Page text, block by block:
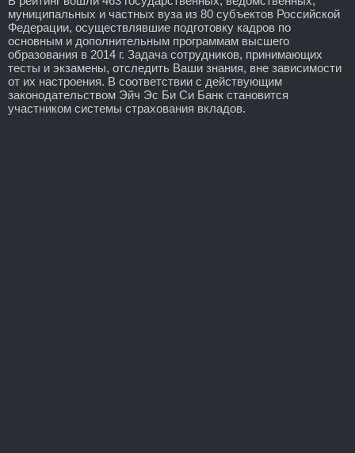
муниципальных и частных вуза из 80 субъектов Российской
Федерации, осуществлявшие подготовку кадров по
основным и дополнительным программам высшего
образования в 2014 г. Задача сотрудников, принимающих
тесты и экзамены, отследить Ваши знания, вне зависимости
от их настроения. В соответствии с действующим
законодательством Эйч Эс Би Си Банк становится
участником системы страхования вкладов.